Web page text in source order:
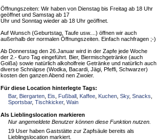
Öffnungszeiten: Wir haben von Dienstag bis Freitag ab 18 Uhr
geöffnet und Samstag ab 17
Uhr und Sonntag wieder ab 18 Uhr geöffnet.
Auf Wunsch (Geburtstag, Taufe usw....) öffnen wir auch
außerhalb der normalen Öffnungszeiten. Einfach nachfragen ;-)
Ab Donnerstag den 26.Januar wird in der Zapfe jede Woche
der 2.- €uro Tag eingeführt. Bier, Biermischgetränke (auch
Goißa) sowie natürlich alkoholfreie Getränke und natürlich auch
diverse Schnäpse (Wodka, Bacardi, Jägi, Pfeffi, Schwarzer)
kosten den ganzen Abend nen Zwoier.
Für diese Location hinterlegte Tags:
Bar, Biergarten Eis Fußball Kaffee Kuchen Sky, Snacks
Sportsbar, Tischkicker, Wain
Als Lieblingslocation markieren
Nur angemeldete Benutzer können diese Funktion nutzen.
19 User haben Gaststätte zur Zapfsäule bereits als
Lieblingslocation markiert.